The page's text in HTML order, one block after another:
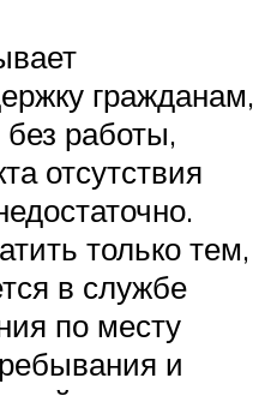
гражданам,
работы,
отсутствия
только тем,
в службе
по месту
и